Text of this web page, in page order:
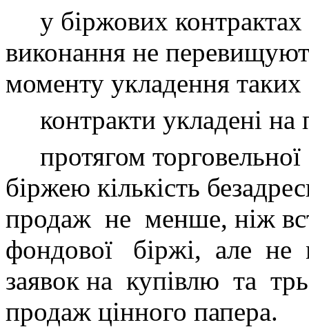
у біржових
виконання не
моменту укладення таких
контракти укладені на
протягом торговельної
біржею кількість
продаж не менше, ніж
фондової
біржі, але не
заявок на купівлю та
продаж цінного папера.